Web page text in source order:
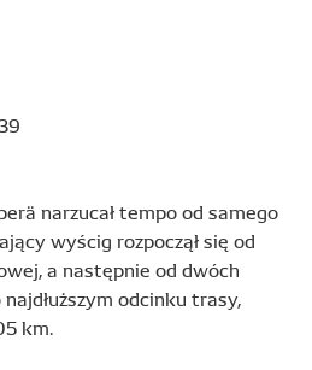
narzucał tempo od samego
wyścig rozpoczął się od
a następnie od dwóch
odcinku trasy,
km.